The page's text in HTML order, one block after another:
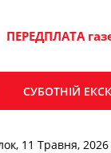
ПЕРЕДПЛАТА
СУБОТНІЙ
11 Травня, 2026